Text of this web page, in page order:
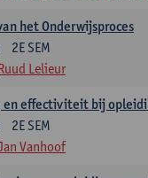
het Onderwijsproces
2E SEM
Lelieur
en effectiviteit bij
2E SEM
Vanhoof